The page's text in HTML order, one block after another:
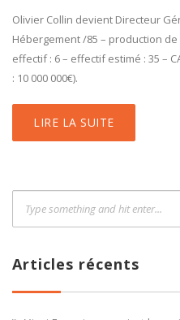
Olivier Collin devient Directeur
Hébergement /85 – production
effectif : 6 – effectif estimé : 35 –
: 10 000 000€).
LIRE LA SUITE
Articles récents